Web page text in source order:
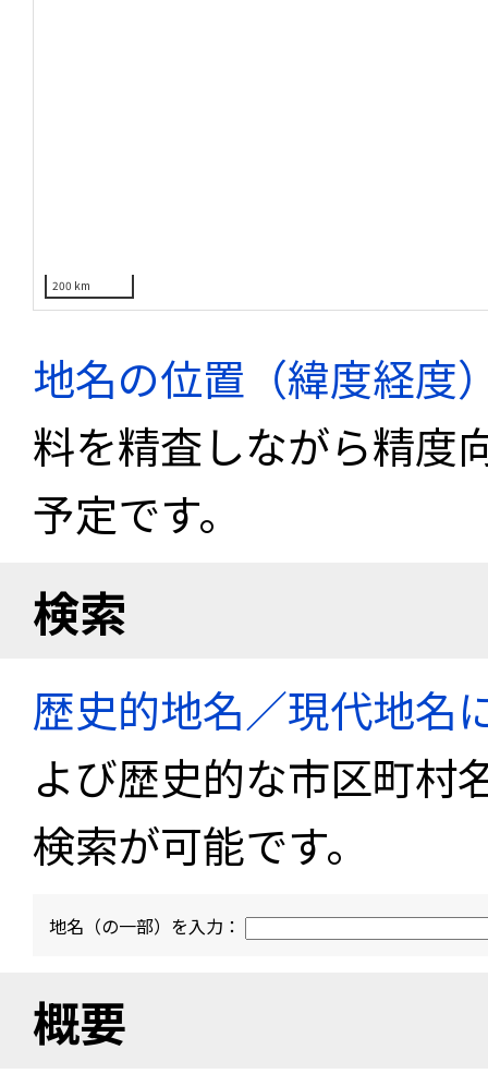
200 km
地名の位置（緯度経度
料を精査しながら精度
予定です。
検索
歴史的地名／現代地名
よび歴史的な市区町村
検索が可能です。
地名（の一部）を入力：
概要